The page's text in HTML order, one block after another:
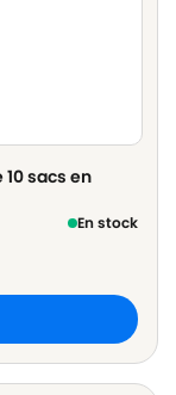
10 sacs en
En stock